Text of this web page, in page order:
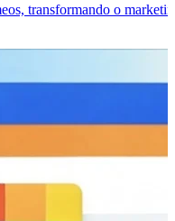
transformando o